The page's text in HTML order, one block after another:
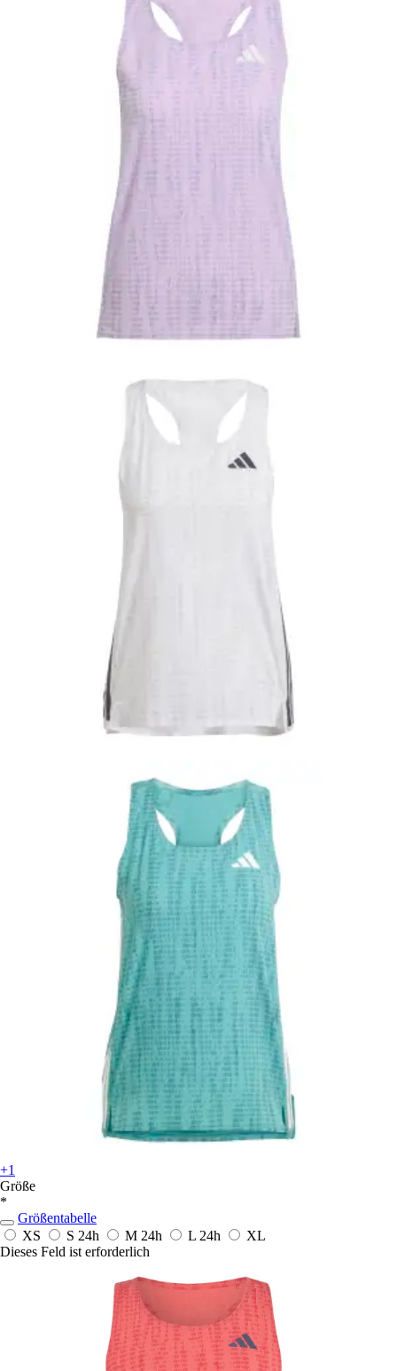
+1
Größe
*
Größentabelle
XS
S 24h M 24h L 24h
XL
Dieses Feld ist erforderlich